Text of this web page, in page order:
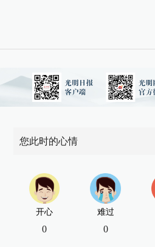
您此时的心情
开心
0
难过
0